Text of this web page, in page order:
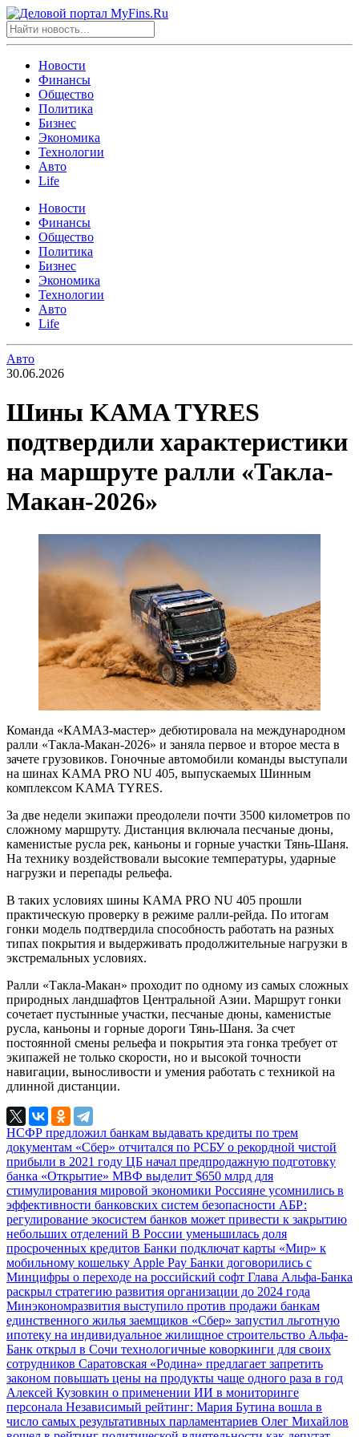
Новости
Финансы
Общество
Политика
Бизнес
Экономика
Технологии
Авто
Life
Новости
Финансы
Общество
Политика
Бизнес
Экономика
Технологии
Авто
Life
Авто
30.06.2026
Шины KAMA TYRES
подтвердили характеристики
на маршруте ралли «Такла-
Макан-2026»
Команда «КАМАЗ-мастер» дебютировала на международном
ралли «Такла-Макан-2026» и заняла первое и второе места в
зачете грузовиков. Гоночные автомобили команды выступали
на шинах KAMA PRO NU 405, выпускаемых Шинным
комплексом KAMA TYRES.
За две недели экипажи преодолели почти 3500 километров по
сложному маршруту. Дистанция включала песчаные дюны,
каменистые русла рек, каньоны и горные участки Тянь-Шаня.
На технику воздействовали высокие температуры, ударные
нагрузки и перепады рельефа.
В таких условиях шины KAMA PRO NU 405 прошли
практическую проверку в режиме ралли-рейда. По итогам
гонки модель подтвердила способность работать на разных
типах покрытия и выдерживать продолжительные нагрузки в
экстремальных условиях.
Ралли «Такла-Макан» проходит по одному из самых сложных
природных ландшафтов Центральной Азии. Маршрут гонки
сочетает пустынные участки, песчаные дюны, каменистые
русла, каньоны и горные дороги Тянь-Шаня. За счет
постоянной смены рельефа и покрытия эта гонка требует от
экипажей не только скорости, но и высокой точности
навигации, выносливости и умения работать с техникой на
длинной дистанции.
НСФР предложил банкам выдавать кредиты по трем
документам «Сбер» отчитался по РСБУ о рекордной чистой
прибыли в 2021 году ЦБ начал предпродажную подготовку
банка «Открытие» МВФ выделит $650 млрд для
стимулирования мировой экономики Россияне усомнились в
эффективности банковских систем безопасности АБР:
регулирование экосистем банков может привести к закрытию
небольших отделений В России уменьшилась доля
просроченных кредитов Банки подключат карты «Мир» к
мобильному кошельку Apple Pay Банки договорились с
Минцифры о переходе на российский софт Глава Альфа-Банка
раскрыл стратегию развития организации до 2024 года
Минэкономразвития выступило против продажи банкам
единственного жилья заемщиков «Сбер» запустил льготную
ипотеку на индивидуальное жилищное строительство Альфа-
Банк открыл в Сочи технологичные коворкинги для своих
сотрудников Саратовская «Родина» предлагает запретить
законом повышать цены на продукты чаще одного раза в год
Алексей Кузовкин о применении ИИ в мониторинге
персонала Независимый рейтинг: Мария Бутина вошла в
число самых результативных парламентариев Олег Михайлов